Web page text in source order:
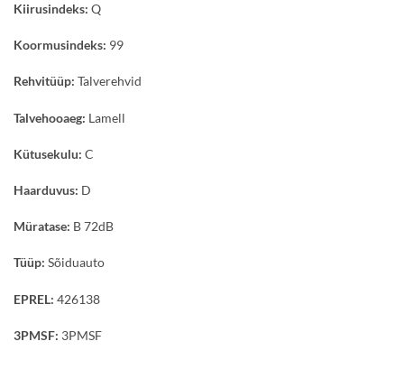
Kiirusindeks: Q
Koormusindeks: 99
Rehvitüüp: Talverehvid
Talvehooaeg: Lamell
Kütusekulu: C
Haarduvus: D
Müratase: B 72dB
Tüüp: Sõiduauto
EPREL: 426138
3PMSF: 3PMSF